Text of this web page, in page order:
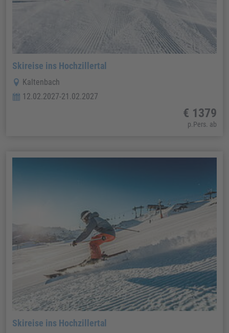
Skireise ins Hochzillertal
Kaltenbach
12.02.2027-21.02.2027
€ 1379
p.Pers. ab
Skireise ins Hochzillertal